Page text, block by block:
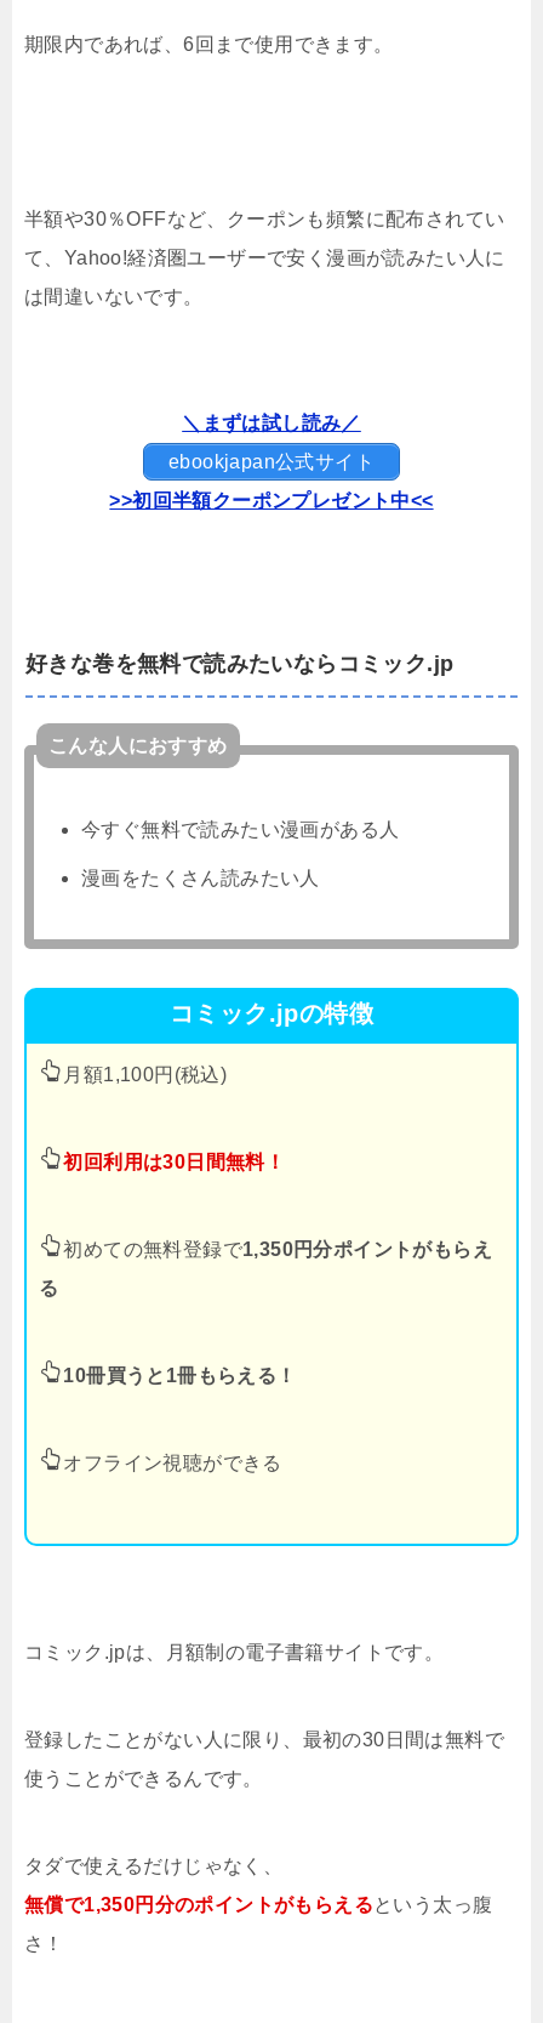
期限内であれば、6回まで使用できます。
半額や30％OFFなど、クーポンも頻繁に配布されてい
て、Yahoo!経済圏ユーザーで安く漫画が読みたい人に
は間違いないです。
＼まずは試し読み／
ebookjapan公式サイト
>>初回半額クーポンプレゼント中<<
好きな巻を無料で読みたいならコミック.jp
こんな人におすすめ
今すぐ無料で読みたい漫画がある人
漫画をたくさん読みたい人
コミック.jpの特徴
月額1,100円(税込)
初回利用は30日間無料！
初めての無料登録で1,350円分ポイントがもらえ
る
10冊買うと1冊もらえる！
オフライン視聴ができる
コミック.jpは、月額制の電子書籍サイトです。
登録したことがない人に限り、最初の30日間は無料で
使うことができるんです。
タダで使えるだけじゃなく、
無償で1,350円分のポイントがもらえるという太っ腹
さ！